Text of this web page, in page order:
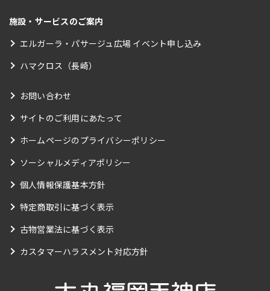
施設・サービスのご案内
エルガーラ・パサージュ広場 イベント申し込み
ハマクロス（長崎）
お問い合わせ
サイトのご利用にあたって
ホームページのプライバシーポリシー
ソーシャルメディアポリシー
個人情報保護基本方針
特定商取引に基づく表示
古物営業法に基づく表示
カスタマーハラスメント対応方針